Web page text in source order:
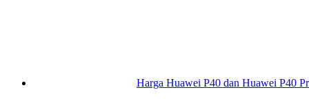
Harga Huawei P40 dan Huawei P40